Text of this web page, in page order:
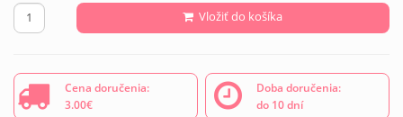
Vložiť do košíka
Cena doručenia:
3.00€
Doba doručenia:
do 10 dní